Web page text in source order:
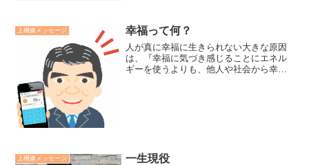
「しかし」という接続詞は...
上機嫌メッセージ 幸福って何？
人が真に幸福に生きられない大きな原因
は、『幸福に気づき感じることにエネル
ギーを使うよりも、他人や社会から幸福
上機嫌メッセージ 一生現役